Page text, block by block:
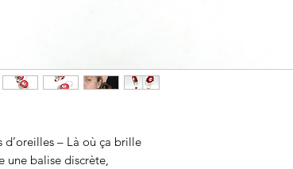
d’oreilles – Là où ça brille
une balise discrète,